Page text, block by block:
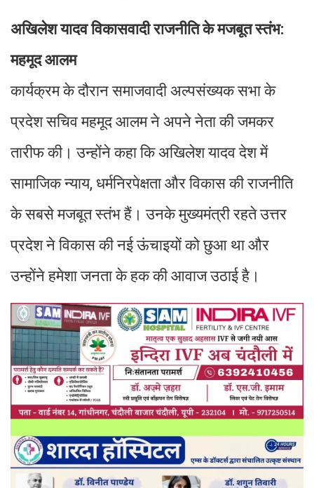
अखिलेश यादव विकासवादी राजनीति के मजबूत स्तंभ:
महमूद आलम
कार्यक्रम के दौरान समाजवादी अल्पसंख्यक सभा के
प्रदेश सचिव महमूद आलम ने अपने नेता की जमकर
तारीफ की। उन्होंने कहा कि अखिलेश यादव देश में
सामाजिक न्याय, धर्मनिरपेक्षता और विकास की राजनीति
के सबसे मजबूत स्तंभ हैं। उनके मुख्यमंत्री रहते उत्तर
प्रदेश ने विकास की नई ऊंचाइयों को छुआ था और
उन्होंने हमेशा जनता के हक की आवाज उठाई है।